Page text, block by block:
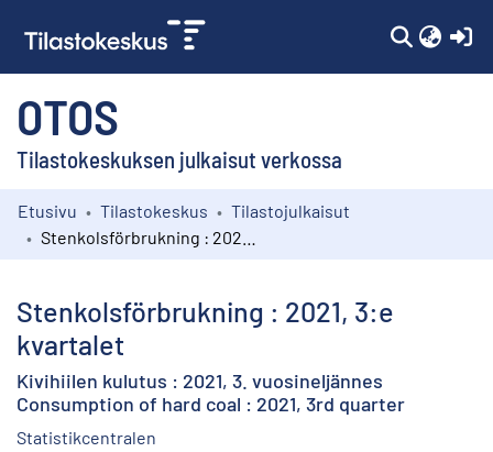
OTOS
Tilastokeskuksen julkaisut verkossa
Kokoelmat
Etusivu Tilastokeskus
Tilastojulkaisut
Stenkolsförbrukning : 2021, 3:e
kvartalet
Kivihiilen kulutus : 2021, 3. vuosineljännes
Consumption of hard coal : 2021, 3rd quarter
Statistikcentralen